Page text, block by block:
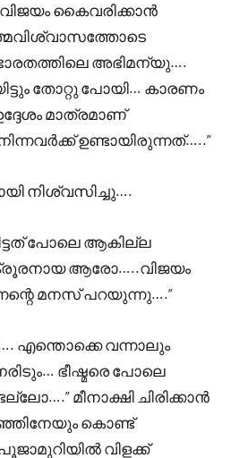
കൈവരിക്കാൻ
അഭിമന്യു….
തോറ്റു പോയി… കാരണം
മാത്രമാണ്
ഉണ്ടായിരുന്നത്…..”
നിശ്വസിച്ചു….
പോലെ ആകില്ല
ആരോ…..വിജയം
മനസ് പറയുന്നു….”
എന്തൊക്കെ വന്നാലും
ഭീഷ്മരെ പോലെ
മീനാക്ഷി ചിരിക്കാൻ
കൊണ്ട്
വിളക്ക്